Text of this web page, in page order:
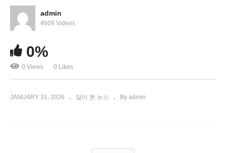
트럼프 올해 대형 감세와 금리인하로 미국 경제 붐
‘예년의 두 배인 5~6% 성장 자신’
admin
4609 Videos
0%
0 Views 0 Likes
JANUARY 31, 2026 많이 본 뉴스 By admin